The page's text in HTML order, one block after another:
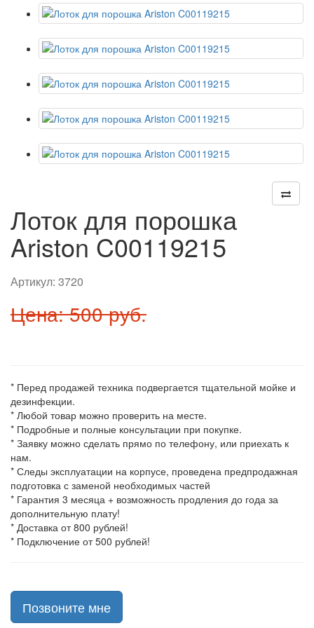
Лоток для порошка
Ariston C00119215
Артикул: 3720
Цена: 500 руб.
* Перед продажей техника подвергается тщательной мойке и
дезинфекции.
* Любой товар можно проверить на месте.
* Подробные и полные консультации при покупке.
* Заявку можно сделать прямо по телефону, или приехать к
нам.
* Следы эксплуатации на корпусе, проведена предпродажная
подготовка с заменой необходимых частей
* Гарантия 3 месяца + возможность продления до года за
дополнительную плату!
* Доставка от 800 рублей!
* Подключение от 500 рублей!
Позвоните мне